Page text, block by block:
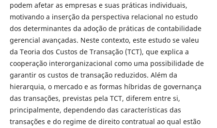
podem afetar as empresas e suas práticas individuais,
motivando a inserção da perspectiva relacional no estudo
dos determinantes da adoção de práticas de contabilidade
gerencial avançadas. Neste contexto, este estudo se valeu
da Teoria dos Custos de Transação (TCT), que explica a
cooperação interorganizacional como uma possibilidade de
garantir os custos de transação reduzidos. Além da
hierarquia, o mercado e as formas híbridas de governança
das transações, previstas pela TCT, diferem entre si,
principalmente, dependendo das características das
transações e do regime de direito contratual ao qual estão